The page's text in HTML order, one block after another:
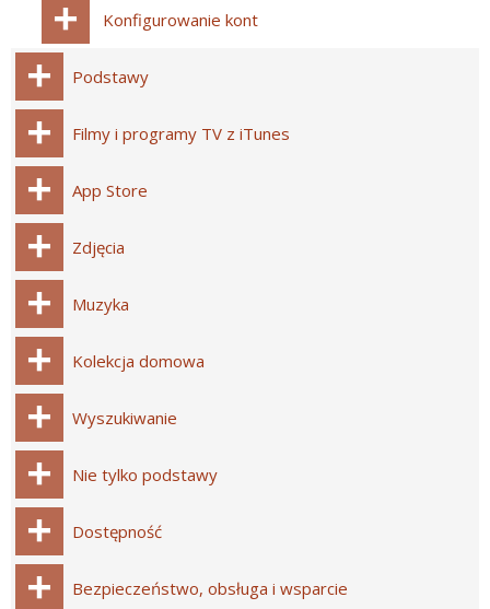
Konfigurowanie kont
Podstawy
Filmy i programy TV z iTunes
App Store
Zdjęcia
Muzyka
Kolekcja domowa
Wyszukiwanie
Nie tylko podstawy
Dostępność
Bezpieczeństwo, obsługa i wsparcie